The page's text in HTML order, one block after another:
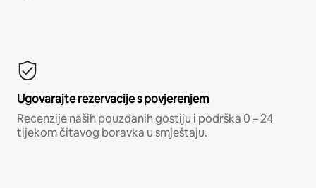
Ugovarajte rezervacije s povjerenjem
Recenzije naših pouzdanih gostiju i podrška 0 – 24
tijekom čitavog boravka u smještaju.